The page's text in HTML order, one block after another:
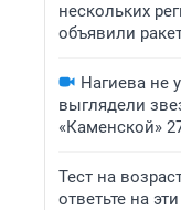
нескольких
объявили
Нагиева не
выглядели
«Каменской»
Тест на
ответьте на